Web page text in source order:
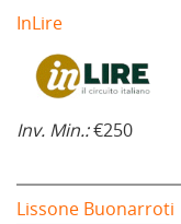
InLire
Inv. Min.:€250
Lissone Buonarroti